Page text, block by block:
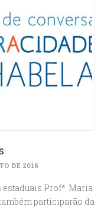
DE 2016
estaduais Profª. Maria
participarão da